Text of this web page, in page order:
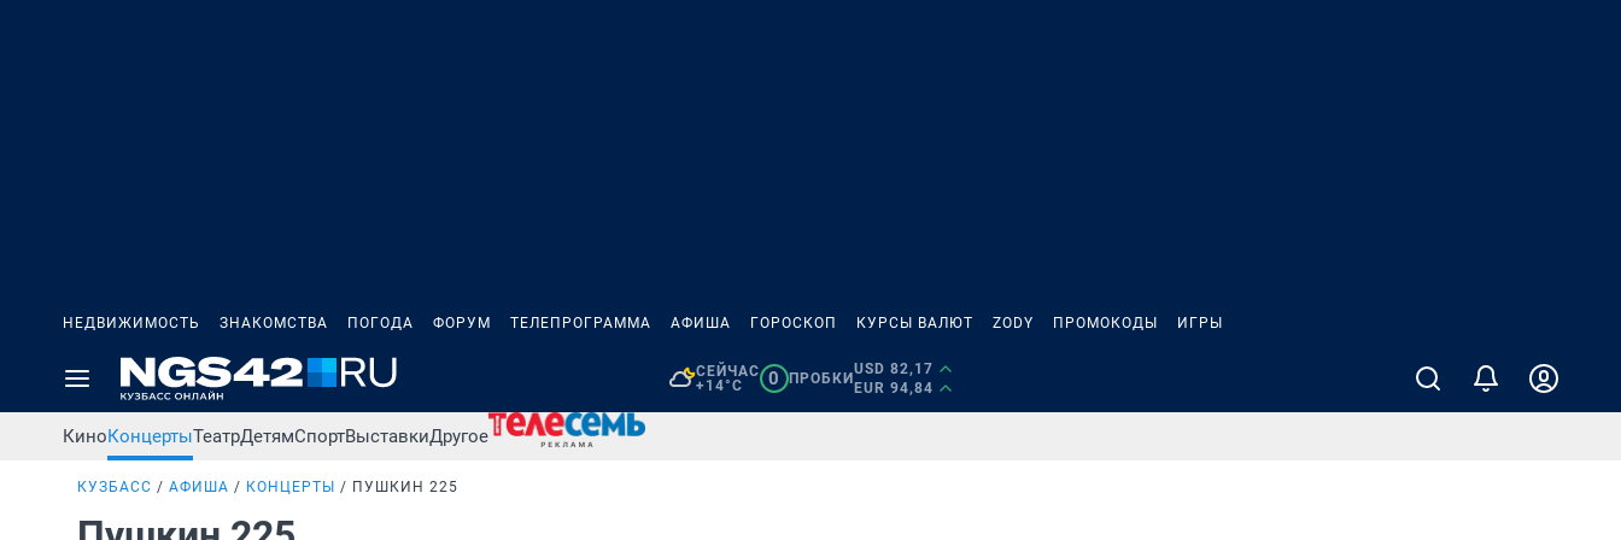
НЕДВИЖИМОСТЬ ЗНАКОМСТВА ПОГОДА ФОРУМ ТЕЛЕПРОГРАММА АФИША ГОРОСКОП КУРСЫ ВАЛЮТ ZODY ПРОМОКОДЫ ИГРЫ
СЕЙЧАС
+14°C
0 ПРОБКИ
USD 82,17
EUR 94,84
КиноКонцертыТеатрДетямСпортВыставкиДругое
КУЗБАСС АФИША КОНЦЕРТЫ ПУШКИН 225